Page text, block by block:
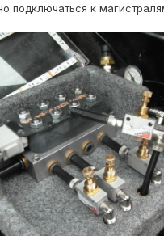
подключаться к